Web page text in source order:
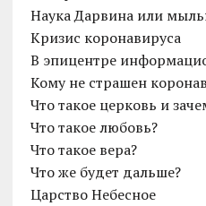
Наука Дарвина или
Кризис коронавируса
В эпицентре
Кому не страшен
Что такое церковь и
Что такое любовь?
Что такое вера?
Что же будет дальше?
Царство Небесное